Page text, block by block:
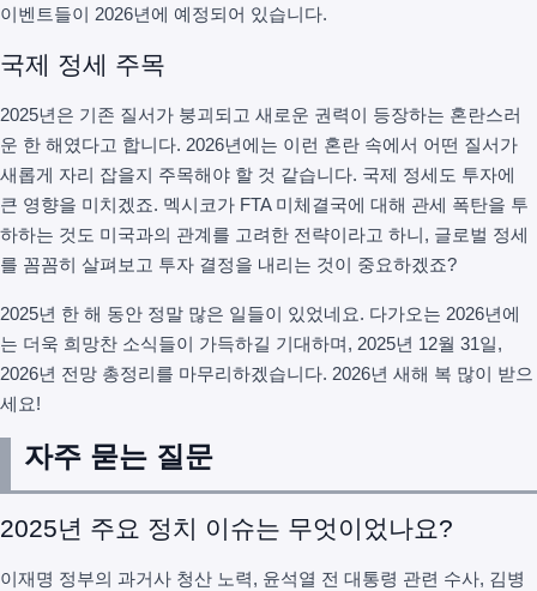
이벤트들이 2026년에 예정되어 있습니다.
국제 정세 주목
2025년은 기존 질서가 붕괴되고 새로운 권력이 등장하는 혼란스러
운 한 해였다고 합니다. 2026년에는 이런 혼란 속에서 어떤 질서가
새롭게 자리 잡을지 주목해야 할 것 같습니다. 국제 정세도 투자에
큰 영향을 미치겠죠. 멕시코가 FTA 미체결국에 대해 관세 폭탄을 투
하하는 것도 미국과의 관계를 고려한 전략이라고 하니, 글로벌 정세
를 꼼꼼히 살펴보고 투자 결정을 내리는 것이 중요하겠죠?
2025년 한 해 동안 정말 많은 일들이 있었네요. 다가오는 2026년에
는 더욱 희망찬 소식들이 가득하길 기대하며, 2025년 12월 31일,
2026년 전망 총정리를 마무리하겠습니다. 2026년 새해 복 많이 받으
세요!
자주 묻는 질문
2025년 주요 정치 이슈는 무엇이었나요?
이재명 정부의 과거사 청산 노력, 윤석열 전 대통령 관련 수사, 김병